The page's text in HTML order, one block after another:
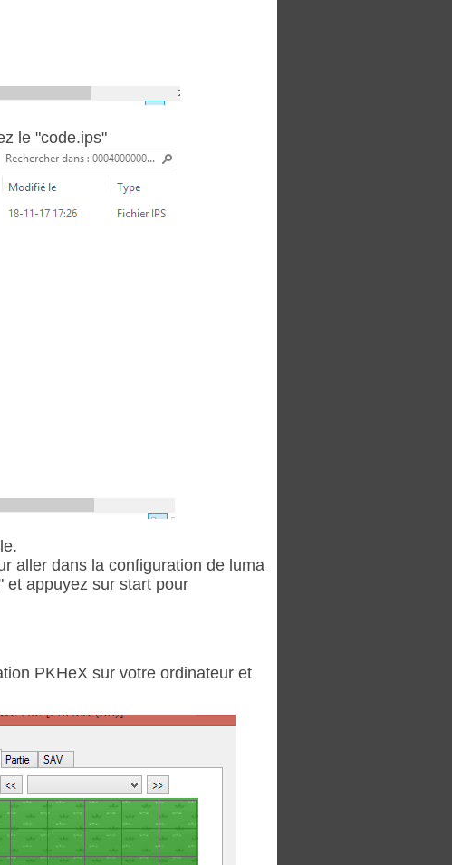
le "code.ips"
aller dans la configuration de luma
et appuyez sur start pour
PKHeX sur votre ordinateur et